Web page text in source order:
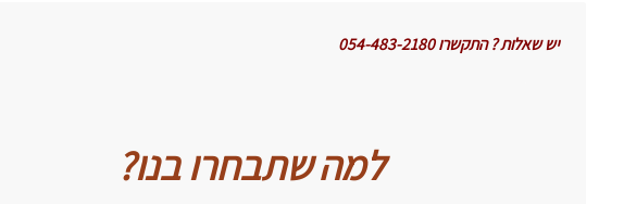
יש שאלות ? התקשרו 054-483-2180
למה שתבחרו בנו?